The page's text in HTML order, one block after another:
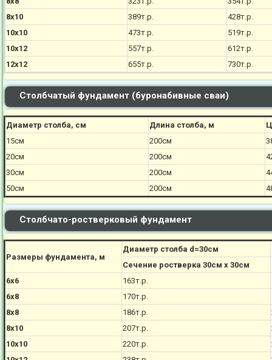
8х10
389т.р.
428т.р.
10х10
473т.р.
519т.р.
10х12
557т.р.
612т.р.
12х12
655т.р. 730т.р.
Столбчатый фундамент (буронабивные сваи)
Диаметр столба, см Длина столба, м
15см
200см
20см
200см
30см
200см
50см
200см
Столбчато-ростверковый фундамент
Размеры фундамента, м
Диаметр столба d=30см
Сечение ростверка 30см х 30см
6х6
163т.р.
6х8
170т.р.
8х8
186т.р.
8х10
207т.р.
10х10
220т.р.